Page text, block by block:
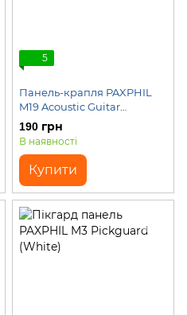
5
Панель-крапля PAXPHIL
M19 Acoustic Guitar
Pickguard (White)
190 грн
В наявності
Купити